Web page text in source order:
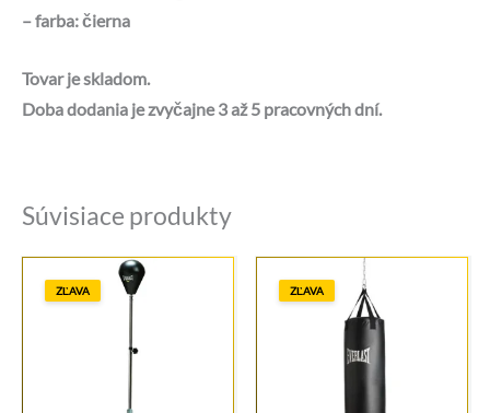
– farba: čierna
Tovar je skladom.
Doba dodania je zvyčajne 3 až 5 pracovných dní.
Súvisiace produkty
ZĽAVA ZĽAVA